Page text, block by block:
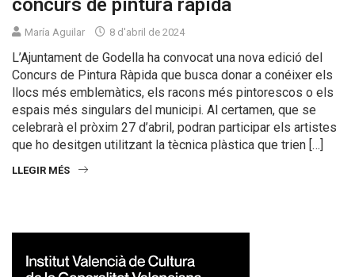
concurs de pintura ràpida
María Aguilar 8 d'abril de 2024
L’Ajuntament de Godella ha convocat una nova edició del
Concurs de Pintura Ràpida que busca donar a conéixer els
llocs més emblemàtics, els racons més pintorescos o els
espais més singulars del municipi. Al certamen, que se
celebrarà el pròxim 27 d’abril, podran participar els artistes
que ho desitgen utilitzant la tècnica plàstica que trien […]
LLEGIR MÉS